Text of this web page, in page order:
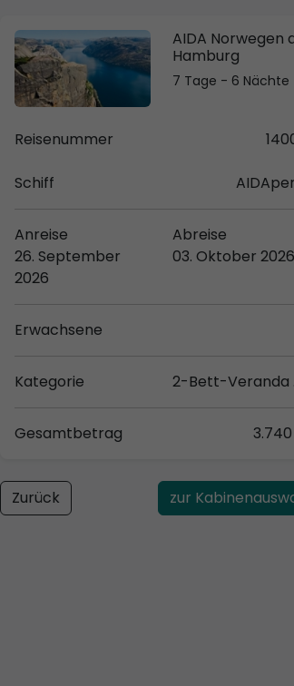
AIDA Norwegen
Hamburg
7 Tage - 6 Nächte
Reisenummer
Schiff
Anreise
26. September
2026
Abreise
03. Oktober 2026
Erwachsene
Kategorie
Gesamtbetrag
Zurück zur